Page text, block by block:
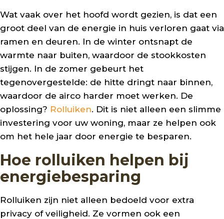
Wat vaak over het hoofd wordt gezien, is dat een
groot deel van de energie in huis verloren gaat via
ramen en deuren. In de winter ontsnapt de
warmte naar buiten, waardoor de stookkosten
stijgen. In de zomer gebeurt het
tegenovergestelde: de hitte dringt naar binnen,
waardoor de airco harder moet werken. De
oplossing? Rolluiken. Dit is niet alleen een slimme
investering voor uw woning, maar ze helpen ook
om het hele jaar door energie te besparen.
Hoe rolluiken helpen bij
energiebesparing
Rolluiken zijn niet alleen bedoeld voor extra
privacy of veiligheid. Ze vormen ook een